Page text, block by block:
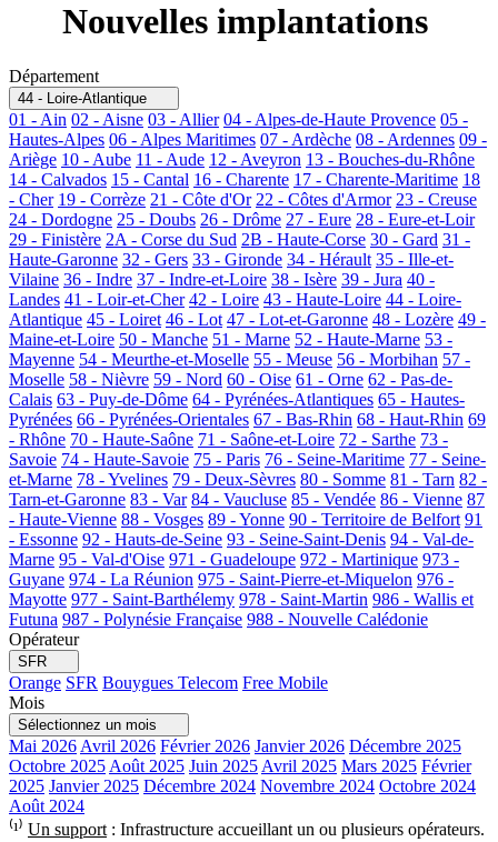
Nouvelles implantations
Département
44 - Loire-Atlantique
01 - Ain 02 - Aisne 03 - Allier 04 - Alpes-de-Haute Provence 05 -
Hautes-Alpes 06 - Alpes Maritimes 07 - Ardèche 08 - Ardennes 09 -
Ariège 10 - Aube 11 - Aude 12 - Aveyron 13 - Bouches-du-Rhône
14 - Calvados 15 - Cantal 16 - Charente 17 - Charente-Maritime 18
- Cher 19 - Corrèze 21 - Côte d'Or 22 - Côtes d'Armor 23 - Creuse
24 - Dordogne 25 - Doubs 26 - Drôme 27 - Eure 28 - Eure-et-Loir
29 - Finistère 2A - Corse du Sud 2B - Haute-Corse 30 - Gard 31 -
Haute-Garonne 32 - Gers 33 - Gironde 34 - Hérault 35 - Ille-et-
Vilaine 36 - Indre 37 - Indre-et-Loire 38 - Isère 39 - Jura 40 -
Landes 41 - Loir-et-Cher 42 - Loire 43 - Haute-Loire 44 - Loire-
Atlantique 45 - Loiret 46 - Lot 47 - Lot-et-Garonne 48 - Lozère 49 -
Maine-et-Loire 50 - Manche 51 - Marne 52 - Haute-Marne 53 -
Mayenne 54 - Meurthe-et-Moselle 55 - Meuse 56 - Morbihan 57 -
Moselle 58 - Nièvre 59 - Nord 60 - Oise 61 - Orne 62 - Pas-de-
Calais 63 - Puy-de-Dôme 64 - Pyrénées-Atlantiques 65 - Hautes-
Pyrénées 66 - Pyrénées-Orientales 67 - Bas-Rhin 68 - Haut-Rhin 69
- Rhône 70 - Haute-Saône 71 - Saône-et-Loire 72 - Sarthe 73 -
Savoie 74 - Haute-Savoie 75 - Paris 76 - Seine-Maritime 77 - Seine-
et-Marne 78 - Yvelines 79 - Deux-Sèvres 80 - Somme 81 - Tarn 82 -
Tarn-et-Garonne 83 - Var 84 - Vaucluse 85 - Vendée 86 - Vienne 87
- Haute-Vienne 88 - Vosges 89 - Yonne 90 - Territoire de Belfort 91
- Essonne 92 - Hauts-de-Seine 93 - Seine-Saint-Denis 94 - Val-de-
Marne 95 - Val-d'Oise 971 - Guadeloupe 972 - Martinique 973 -
Guyane 974 - La Réunion 975 - Saint-Pierre-et-Miquelon 976 -
Mayotte 977 - Saint-Barthélemy 978 - Saint-Martin 986 - Wallis et
Futuna 987 - Polynésie Française 988 - Nouvelle Calédonie
Opérateur
SFR
Orange SFR Bouygues Telecom Free Mobile
Mois
Sélectionnez un mois
Mai 2026 Avril 2026 Février 2026 Janvier 2026 Décembre 2025
Octobre 2025 Août 2025 Juin 2025 Avril 2025 Mars 2025 Février
2025 Janvier 2025 Décembre 2024 Novembre 2024 Octobre 2024
Août 2024
⁽¹⁾ Un support : Infrastructure accueillant un ou plusieurs opérateurs.